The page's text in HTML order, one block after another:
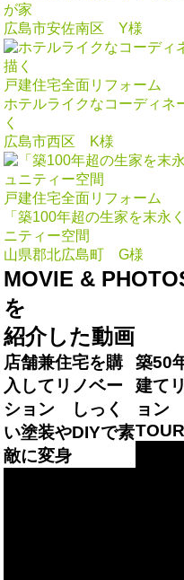
が家
広島市安佐南区 Y様
戸建住宅全面リフォーム
ホテルライクなコーディネ
く
広島市西区 K様
戸建住宅全面リフォーム
「築100年超の生家を末永
ニティー空間
山県郡北広島町 G様
MOVIE &
を
紹介した動画
店舗兼住宅を購
入してリノベー
ション しっく
い塗装やDIYで素
敵に変身
築50
建て
ョン
TOUR